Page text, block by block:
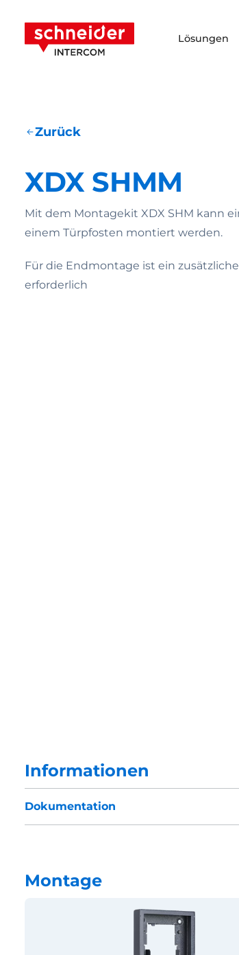
Lösungen
Zurück
XDX SHMM
Mit dem Montagekit XDX SHM kann
einem Türpfosten montiert werden.
Für die Endmontage ist ein
erforderlich
Informationen
Dokumentation
Montage